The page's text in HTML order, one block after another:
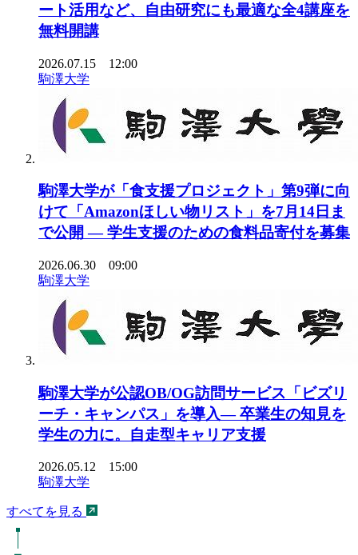
ート活用など、自由研究にも最適な全4講座を
無料開講
2026.07.15 12:00
駒澤大学
駒澤大学が「食支援プロジェクト」第9弾に向
けて「Amazonほしい物リスト」を7月14日ま
で公開 ― 学生支援のための食料品寄付を募集
2026.06.30 09:00
駒澤大学
駒澤大学が公認OB/OG訪問サービス「ビズリ
ーチ・キャンパス」を導入― 卒業生の知見を
学生の力に。自走型キャリア支援
2026.05.12 15:00
駒澤大学
すべてを見る